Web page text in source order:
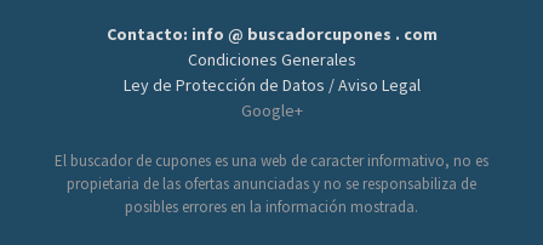
Contacto: info @ buscadorcupones . com
Condiciones Generales
Ley de Protección de Datos / Aviso Legal
Google+
El buscador de cupones es una web de caracter informativo, no es
propietaria de las ofertas anunciadas y no se responsabiliza de
posibles errores en la información mostrada.